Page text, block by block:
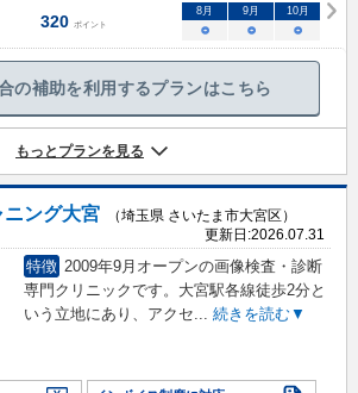
320 ポイント
8 月 9 月 10月
○ ○ ○
の補助を利用するプランはこちら
もっとプランを見る
ニング大宮
（埼玉県 さいたま市大宮区）
更新日:2026.07.31
特徴 2009年9月オープンの画像検査・診断
専門クリニックです。大宮駅各線徒歩2分と
いう立地にあり、アクセ... 続きを読む▼